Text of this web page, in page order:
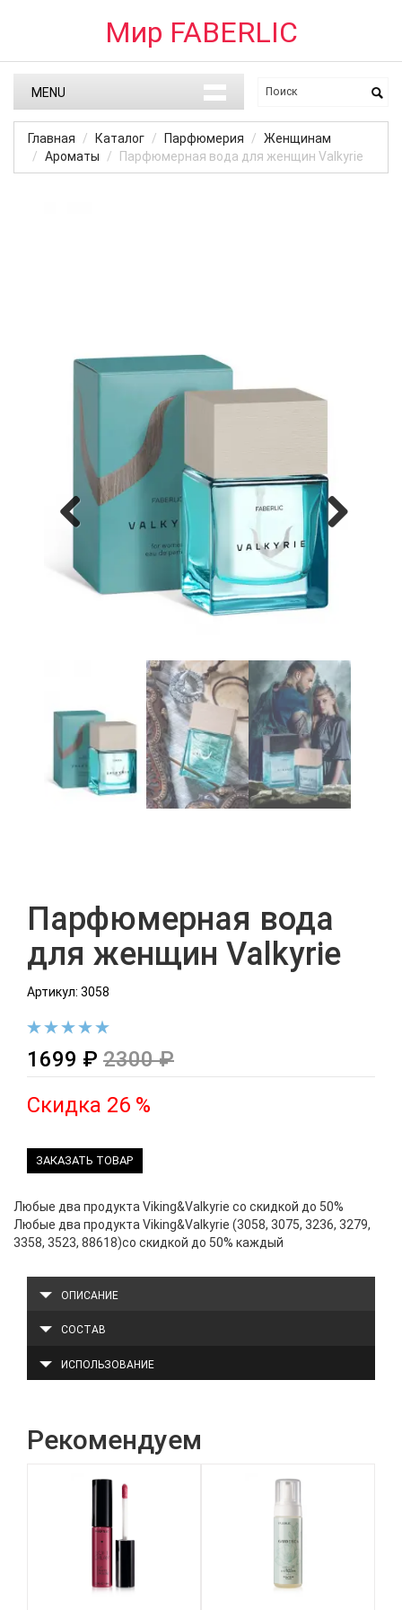
Мир FABERLIC
MENU
Главная Каталог Парфюмерия
Женщинам
Ароматы
Парфюмерная вода для женщин Valkyrie
Парфюмерная вода
для женщин Valkyrie
Артикул: 3058
1699 ₽ 2300 ₽
Скидка 26 %
ЗАКАЗАТЬ ТОВАР
Любые два продукта Viking&Valkyrie со скидкой до 50%
Любые два продукта Viking&Valkyrie (3058, 3075, 3236, 3279,
3358, 3523, 88618)со скидкой до 50% каждый
ОПИСАНИЕ
СОСТАВ
ИСПОЛЬЗОВАНИЕ
Рекомендуем